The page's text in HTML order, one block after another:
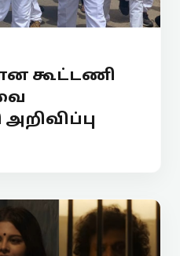
கூட்டணி